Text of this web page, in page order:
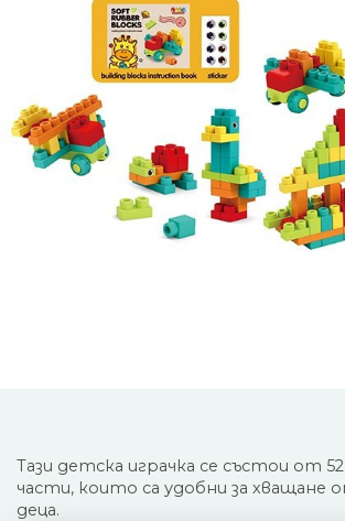
Тази детска играчка се състои от
части, които са удобни за хващане
деца.